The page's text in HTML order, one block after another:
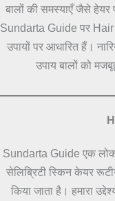
बालों की समस्याएँ जैसे
Sundarta Guide पर
उपायों पर आधारित हैं।
उपाय बालों को
Sundarta Guide एक
सेलिब्रिटी स्किन केयर
किया जाता है। हमारा